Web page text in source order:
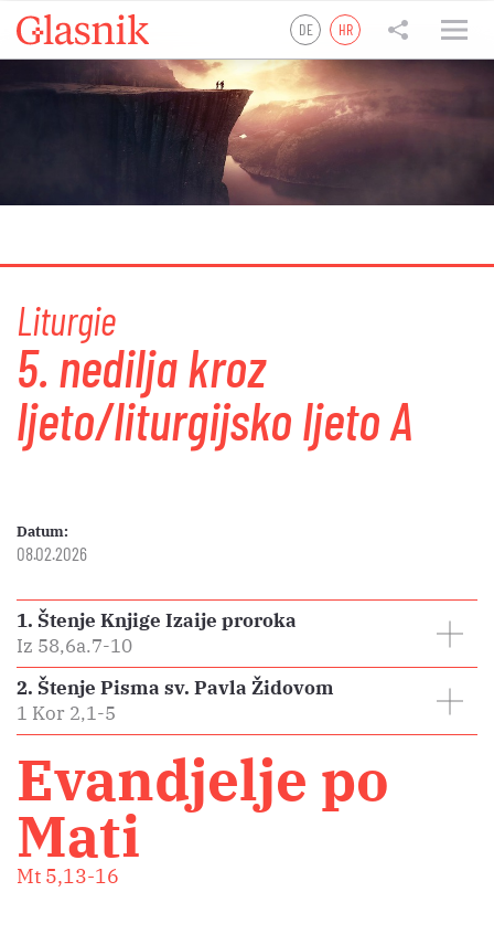
DE HR
tweet
teilen
teilen
Liturgie
5. nedilja kroz
ljeto/liturgijsko ljeto A
Datum:
08.02.2026
1. Štenje Knjige Izaije proroka
Iz 58,6a.7-10
2. Štenje Pisma sv. Pavla Židovom
1 Kor 2,1-5
Evandjelje po
Mati
Mt 5,13-16